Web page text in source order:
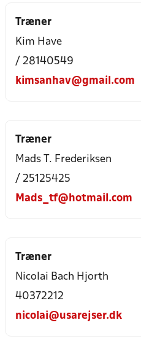
Træner
Kim Have
/ 28140549
kimsanhav@gmail.com
Træner
Mads T. Frederiksen
/ 25125425
Mads_tf@hotmail.com
Træner
Nicolai Bach Hjorth
40372212
nicolai@usarejser.dk